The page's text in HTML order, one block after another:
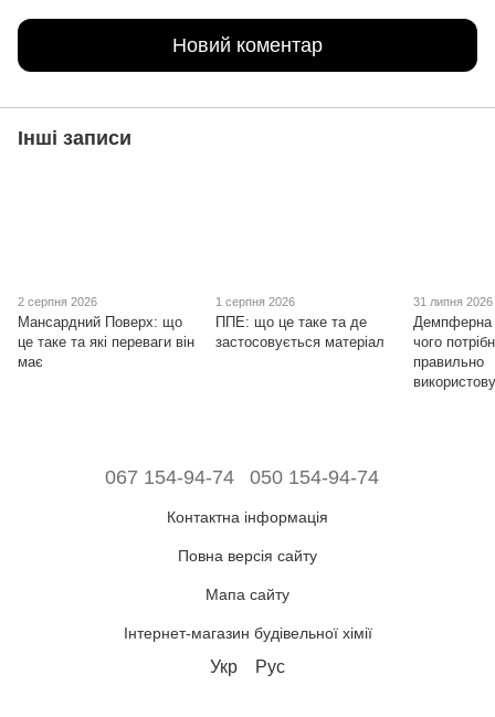
Новий коментар
Інші записи
2 серпня 2026
Мансардний Поверх: що
це таке та які переваги він
має
1 серпня 2026
ППЕ: що це таке та де
застосовується матеріал
31 липня 2026
Демпферна
чого
правильно
067 154-94-74 050 154-94-74
Контактна інформація
Повна версія сайту
Мапа сайту
Інтернет-магазин будівельної хімії
Укр Рус